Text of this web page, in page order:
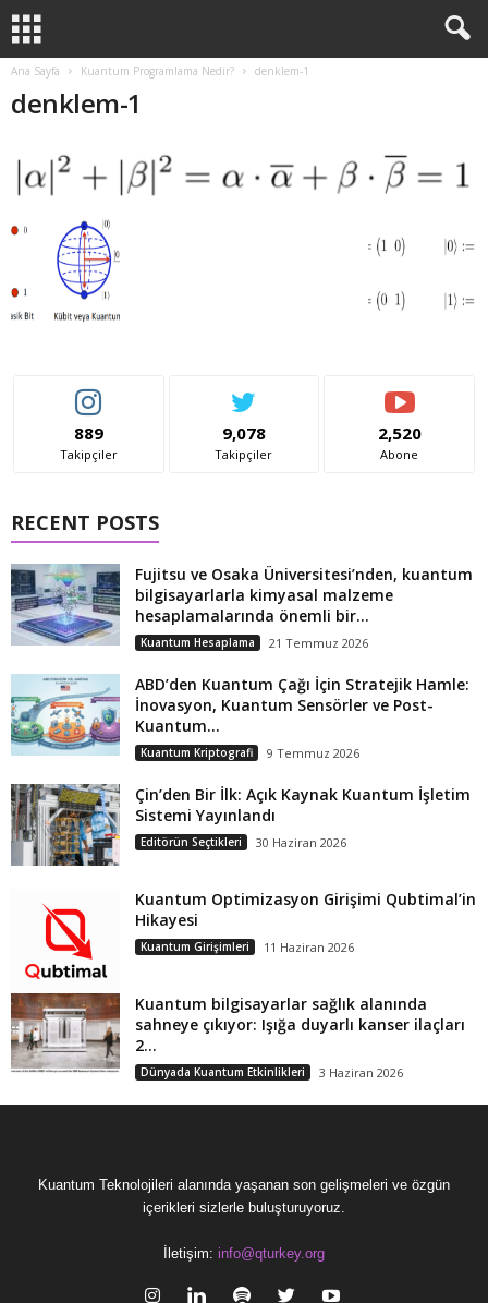
Ana Sayfa Kuantum Programlama Nedir? denklem-1
denklem-1
889
Takipçiler
9,078
Takipçiler
2,520
Abone
RECENT POSTS
Fujitsu ve Osaka Üniversitesi’nden, kuantum
bilgisayarlarla kimyasal malzeme
hesaplamalarında önemli bir...
Kuantum Hesaplama 21 Temmuz 2026
ABD’den Kuantum Çağı İçin Stratejik Hamle:
İnovasyon, Kuantum Sensörler ve Post-
Kuantum...
Kuantum Kriptografi 9 Temmuz 2026
Çin’den Bir İlk: Açık Kaynak Kuantum İşletim
Sistemi Yayınlandı
Editörün Seçtikleri 30 Haziran 2026
Kuantum Optimizasyon Girişimi Qubtimal’in
Hikayesi
Kuantum Girişimleri 11 Haziran 2026
Kuantum bilgisayarlar sağlık alanında
sahneye çıkıyor: Işığa duyarlı kanser ilaçları
2...
Dünyada Kuantum Etkinlikleri 3 Haziran 2026
Kuantum Teknolojileri alanında yaşanan son gelişmeleri ve özgün
içerikleri sizlerle buluşturuyoruz.
İletişim: info@qturkey.org